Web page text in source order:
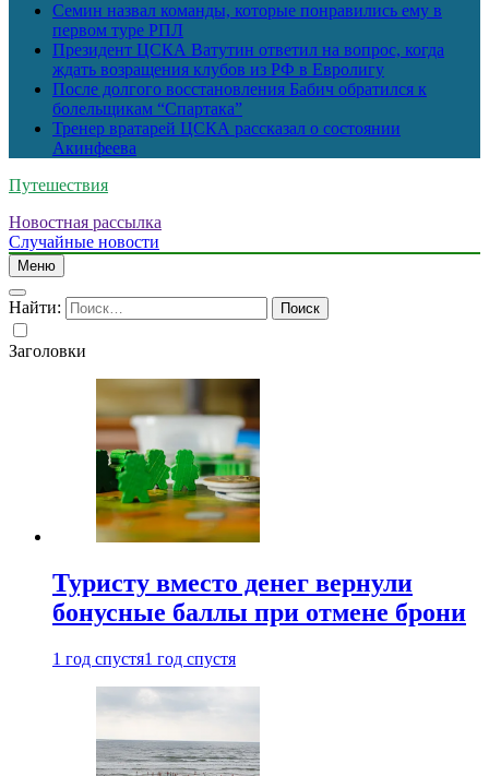
Семин назвал команды, которые понравились ему в
первом туре РПЛ
Президент ЦСКА Ватутин ответил на вопрос, когда
ждать возращения клубов из РФ в Евролигу
После долгого восстановления Бабич обратился к
болельщикам “Спартака”
Тренер вратарей ЦСКА рассказал о состоянии
Акинфеева
Путешествия
Новостная рассылка
Случайные новости
Меню
Найти:
Заголовки
Туристу вместо денег вернули
бонусные баллы при отмене брони
1 год спустя1 год спустя